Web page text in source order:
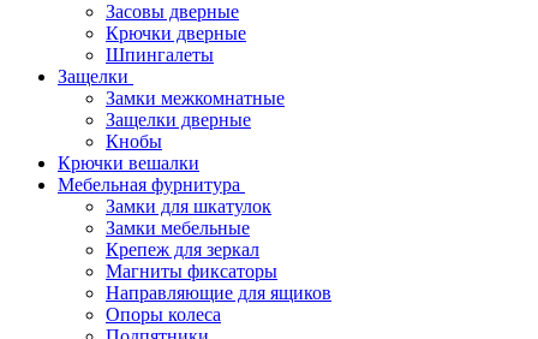
Засовы дверные
Крючки дверные
Шпингалеты
Защелки
Замки межкомнатные
Защелки дверные
Кнобы
Крючки вешалки
Мебельная фурнитура
Замки для шкатулок
Замки мебельные
Крепеж для зеркал
Магниты фиксаторы
Направляющие для ящиков
Опоры колеса